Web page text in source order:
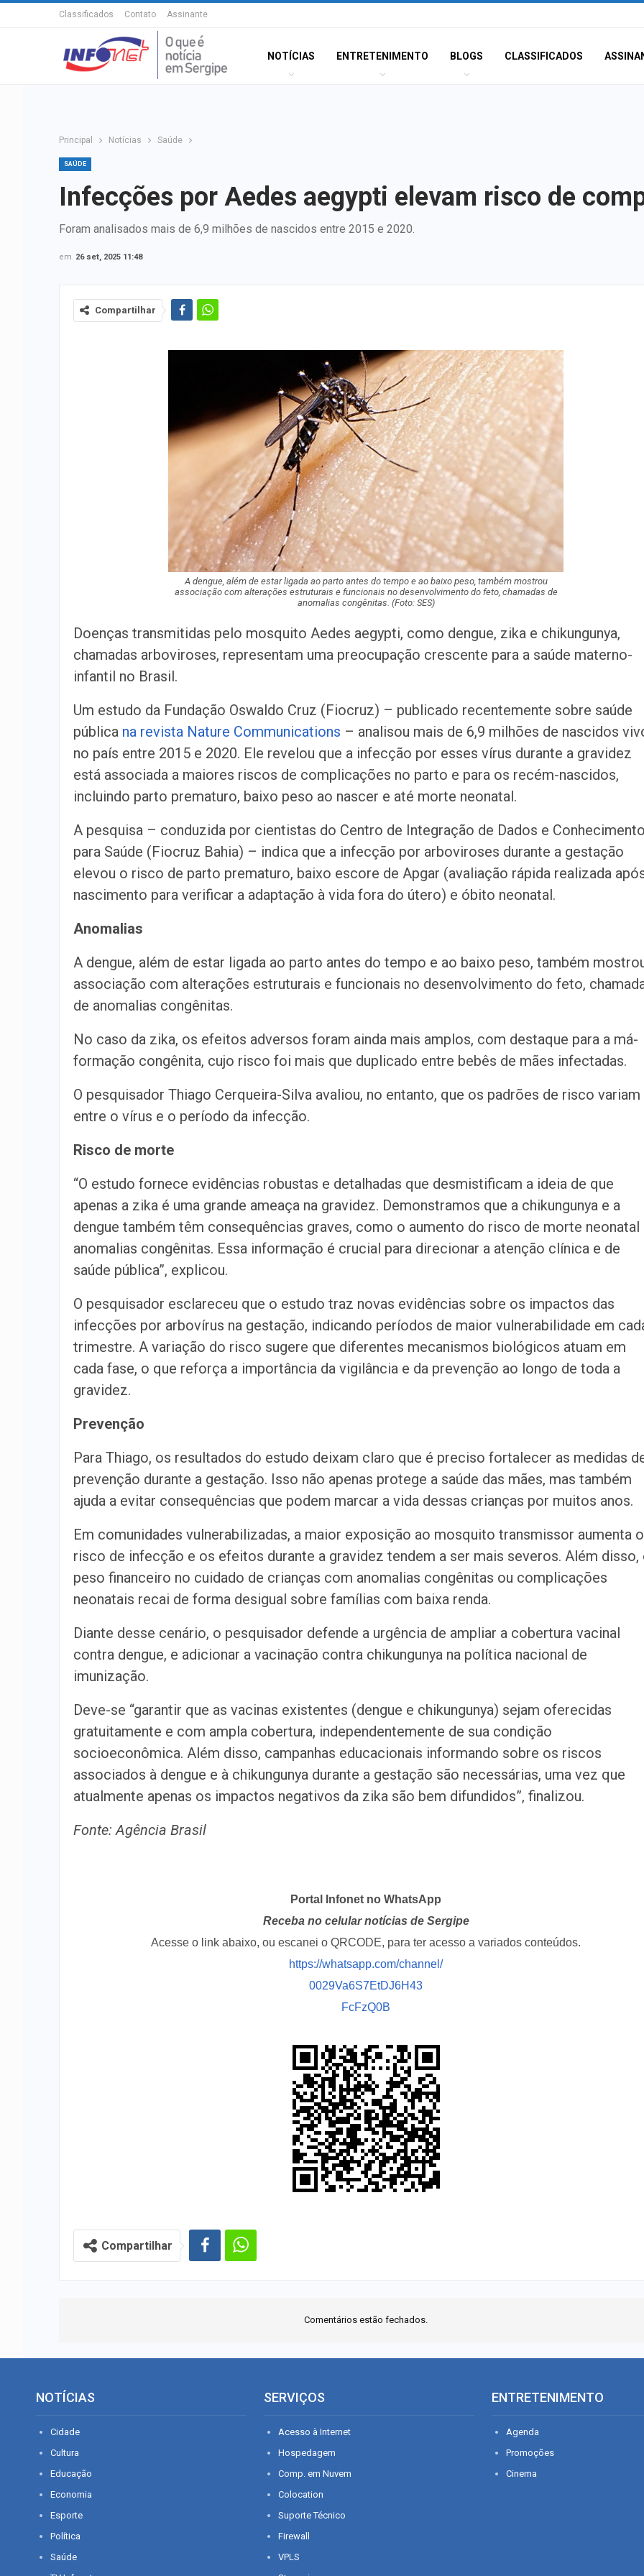
Classificados Contato Assinante
NOTÍCIAS ENTRETENIMENTO BLOGS CLASSIFICADOS
Principal Notícias Saúde
SAÚDE
Infecções por Aedes aegypti elevam risco de
Foram analisados mais de 6,9 milhões de nascidos entre 2015 e 2020.
em 26 set, 2025 11:48
Compartilhar
A dengue, além de estar ligada ao parto antes do tempo e ao baixo peso, também mostrou
associação com alterações estruturais e funcionais no desenvolvimento do feto, chamadas de
anomalias congênitas. (Foto: SES)
Doenças transmitidas pelo mosquito Aedes aegypti, como dengue, zika e chikungunya,
chamadas arboviroses, representam uma preocupação crescente para a saúde materno-
infantil no Brasil.
Um estudo da Fundação Oswaldo Cruz (Fiocruz) – publicado recentemente sobre saúde
pública na revista Nature Communications – analisou mais de 6,9 milhões de nascidos
no país entre 2015 e 2020. Ele revelou que a infecção por esses vírus durante a gravidez
está associada a maiores riscos de complicações no parto e para os recém-nascidos,
incluindo parto prematuro, baixo peso ao nascer e até morte neonatal.
A pesquisa – conduzida por cientistas do Centro de Integração de Dados e
para Saúde (Fiocruz Bahia) – indica que a infecção por arboviroses durante a gestação
elevou o risco de parto prematuro, baixo escore de Apgar (avaliação rápida realizada
nascimento para verificar a adaptação à vida fora do útero) e óbito neonatal.
Anomalias
A dengue, além de estar ligada ao parto antes do tempo e ao baixo peso, também
associação com alterações estruturais e funcionais no desenvolvimento do feto,
de anomalias congênitas.
No caso da zika, os efeitos adversos foram ainda mais amplos, com destaque para a má-
formação congênita, cujo risco foi mais que duplicado entre bebês de mães infectadas.
O pesquisador Thiago Cerqueira-Silva avaliou, no entanto, que os padrões de risco variam
entre o vírus e o período da infecção.
Risco de morte
“O estudo fornece evidências robustas e detalhadas que desmistificam a ideia de que
apenas a zika é uma grande ameaça na gravidez. Demonstramos que a chikungunya e a
dengue também têm consequências graves, como o aumento do risco de morte neonatal
anomalias congênitas. Essa informação é crucial para direcionar a atenção clínica e de
saúde pública”, explicou.
O pesquisador esclareceu que o estudo traz novas evidências sobre os impactos das
infecções por arbovírus na gestação, indicando períodos de maior vulnerabilidade em
trimestre. A variação do risco sugere que diferentes mecanismos biológicos atuam em
cada fase, o que reforça a importância da vigilância e da prevenção ao longo de toda a
gravidez.
Prevenção
Para Thiago, os resultados do estudo deixam claro que é preciso fortalecer as medidas
prevenção durante a gestação. Isso não apenas protege a saúde das mães, mas também
ajuda a evitar consequências que podem marcar a vida dessas crianças por muitos anos.
Em comunidades vulnerabilizadas, a maior exposição ao mosquito transmissor aumenta o
risco de infecção e os efeitos durante a gravidez tendem a ser mais severos. Além disso,
peso financeiro no cuidado de crianças com anomalias congênitas ou complicações
neonatais recai de forma desigual sobre famílias com baixa renda.
Diante desse cenário, o pesquisador defende a urgência de ampliar a cobertura vacinal
contra dengue, e adicionar a vacinação contra chikungunya na política nacional de
imunização.
Deve-se “garantir que as vacinas existentes (dengue e chikungunya) sejam oferecidas
gratuitamente e com ampla cobertura, independentemente de sua condição
socioeconômica. Além disso, campanhas educacionais informando sobre os riscos
associados à dengue e à chikungunya durante a gestação são necessárias, uma vez que
atualmente apenas os impactos negativos da zika são bem difundidos”, finalizou.
Fonte: Agência Brasil
Portal Infonet no WhatsApp
Receba no celular notícias de Sergipe
Acesse o link abaixo, ou escanei o QRCODE, para ter acesso a variados conteúdos.
https://whatsapp.com/channel/
0029Va6S7EtDJ6H43
FcFzQ0B
Compartilhar
Comentários estão fechados.
pretendem
NOTÍCIAS
Cidade
Cultura
Educação
Economia
Esporte
Política
Saúde
SERVIÇOS
Acesso à Internet
Hospedagem
Comp. em Nuvem
Colocation
Suporte Técnico
Firewall
VPLS
ENTRETENIMENTO
Agenda
Promoções
Cinema